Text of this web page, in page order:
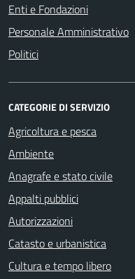
Enti e Fondazioni
Personale Amministrativo
Politici
CATEGORIE DI SERVIZIO
Agricoltura e pesca
Ambiente
Anagrafe e stato civile
Appalti pubblici
Autorizzazioni
Catasto e urbanistica
Cultura e tempo libero